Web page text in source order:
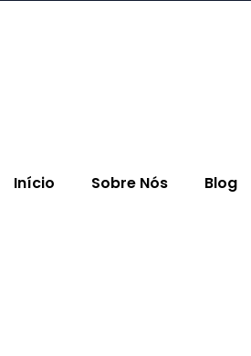
Início Sobre Nós Blog